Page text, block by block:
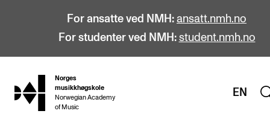
For ansatte ved NMH: ansatt.nmh.no
For studenter ved NMH: student.nmh.no
hjem
Norges
musikkhøgskole
Norwegian Academy
of Music
EN